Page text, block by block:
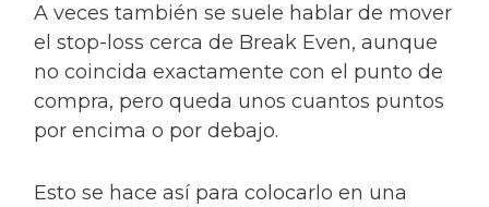
A veces también se suele hablar de mover
el stop-loss cerca de Break Even, aunque
no coincida exactamente con el punto de
compra, pero queda unos cuantos puntos
por encima o por debajo.
Esto se hace así para colocarlo en una